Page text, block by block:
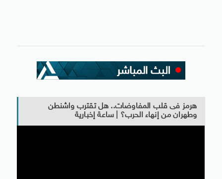
هرمز فى قلب المفاوضات.. هل تقترب واشنطن
وطهران من إنهاء الحرب؟ | ساعة إخبارية